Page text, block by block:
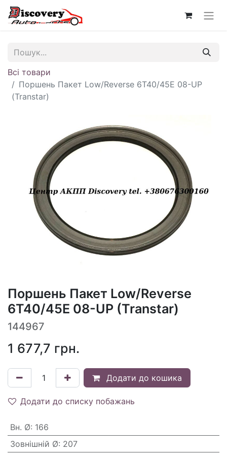
Всі товари
Поршень Пакет Low/Reverse 6T40/45E 08-UP
(Transtar)
Поршень Пакет Low/Reverse
6T40/45E 08-UP (Transtar)
144967
1 677,7 грн.
Додати до кошика
Додати до списку побажань
Вн. Ø: 166
Зовнішній Ø: 207